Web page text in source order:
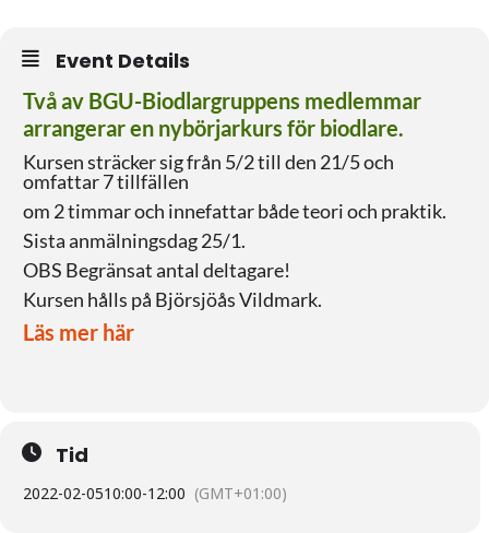
Event Details
Två av BGU-Biodlargruppens medlemmar
arrangerar en nybörjarkurs för biodlare.
Kursen sträcker sig från 5/2 till den 21/5 och
omfattar 7 tillfällen
om 2 timmar och innefattar både teori och praktik.
Sista anmälningsdag 25/1.
OBS Begränsat antal deltagare!
Kursen hålls på Björsjöås Vildmark.
Läs mer här
Tid
2022-02-0510:00-12:00 (GMT+01:00)